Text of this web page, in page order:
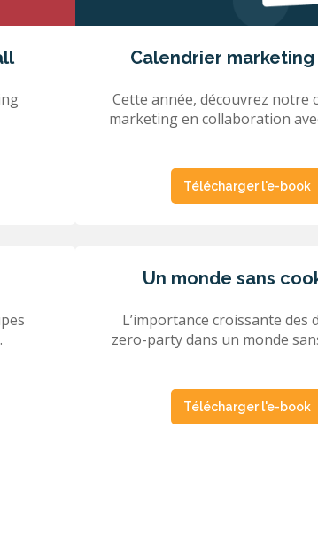
Calendrier marketing
Cette année, découvrez notre
marketing en collaboration
Télécharger l'e-book
Un monde sans
L’importance croissante des
zero-party dans un monde
Télécharger l'e-book